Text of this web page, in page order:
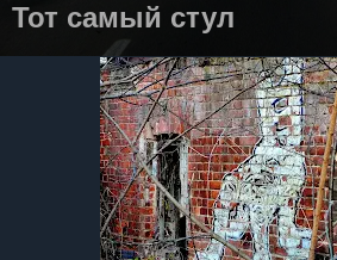
Тот самый стул